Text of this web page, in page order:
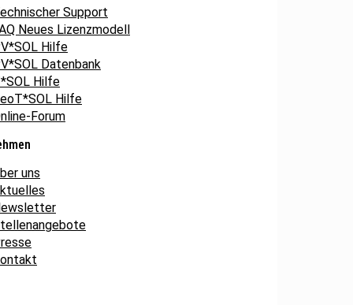
Support
Neues Lizenzmodell
Hilfe
Datenbank
Hilfe
Hilfe
Forum
uns